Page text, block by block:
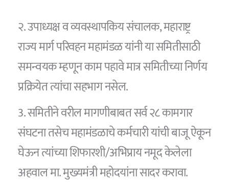
२. उपाध्यक्ष व व्यवस्थापकिय संचालक, महाराष्ट्र
राज्य मार्ग परिवहन महामंडळ यांनी या समितीसाठी
समन्वयक म्हणून काम पहावे मात्र समितीच्या निर्णय
प्रक्रियेत त्यांचा सहभाग नसेल.
3. समितीने वरील मागणीबाबत सर्व २८ कामगार
संघटना तसेच महामंडळाचे कर्मचारी यांची बाजू ऐकून
घेऊन त्यांच्या शिफारशी/अभिप्राय नमूद केलेला
अहवाल मा. मुख्यमंत्री महोदयांना सादर करावा.